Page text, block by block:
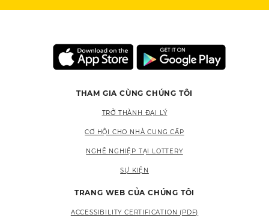
THAM GIA CÙNG CHÚNG TÔI
TRỞ THÀNH ĐẠI LÝ
CƠ HỘI CHO NHÀ CUNG CẤP
NGHỀ NGHIỆP TẠI LOTTERY
SỰ KIỆN
TRANG WEB CỦA CHÚNG TÔI
ACCESSIBILITY CERTIFICATION (PDF)